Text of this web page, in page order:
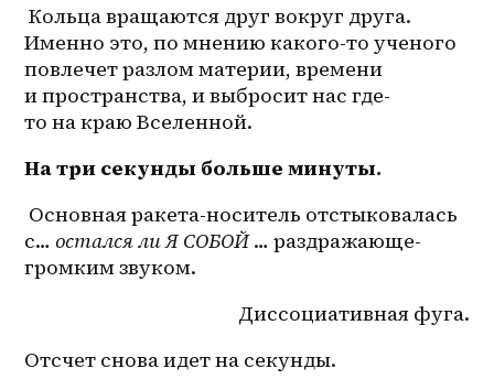
Кольца вращаются друг вокруг друга.
Именно это, по мнению какого-то ученого
повлечет разлом материи, времени
и пространства, и выбросит нас где-
то на краю Вселенной.
На три секунды больше минуты.
с… остался ли Я СОБОЙ … раздражающе-
громким звуком.
Диссоциативная фуга.
Отсчет снова идет на секунды.